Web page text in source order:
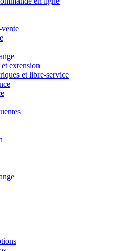
vente
extension
et libre-service